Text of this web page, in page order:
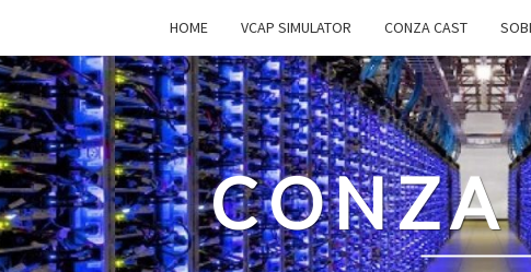
HOME VCAP SIMULATOR CONZA CAST
CONZA